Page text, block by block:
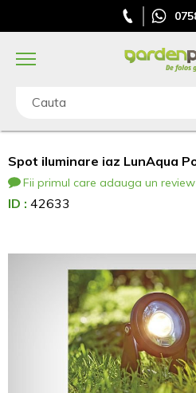
Cauta
Spot iluminare iaz LunAqua
Fii primul care adauga un review
ID : 42633